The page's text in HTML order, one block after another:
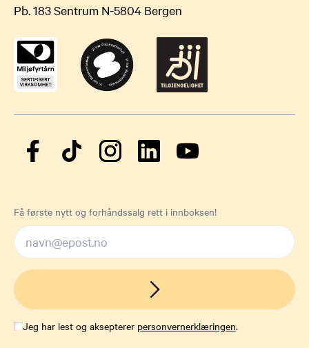
Pb. 183 Sentrum N-5804 Bergen
Få første nytt og forhåndssalg rett i innboksen!
Jeg har lest og aksepterer personvernerklæringen.